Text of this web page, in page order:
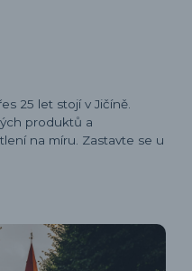
25 let stojí v Jičíně.
produktů a
na míru. Zastavte se u